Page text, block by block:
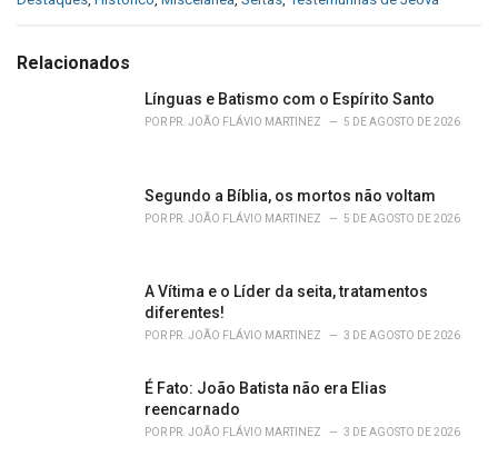
e
Relacionados
Línguas e Batismo com o Espírito Santo
POR PR. JOÃO FLÁVIO MARTINEZ 5 DE AGOSTO DE 2026
Segundo a Bíblia, os mortos não voltam
POR PR. JOÃO FLÁVIO MARTINEZ 5 DE AGOSTO DE 2026
A Vítima e o Líder da seita, tratamentos
diferentes!
POR PR. JOÃO FLÁVIO MARTINEZ 3 DE AGOSTO DE 2026
É Fato: João Batista não era Elias
reencarnado
POR PR. JOÃO FLÁVIO MARTINEZ 3 DE AGOSTO DE 2026